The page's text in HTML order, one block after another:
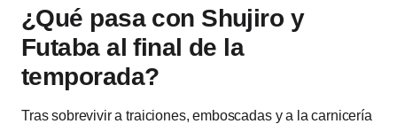
¿Qué pasa con Shujiro y
Futaba al final de la
temporada?
Tras sobrevivir a traiciones, emboscadas y a la carnicería